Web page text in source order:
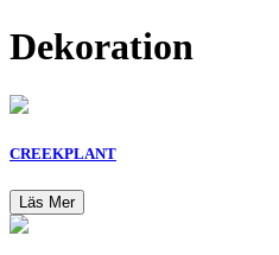
Dekoration
CREEKPLANT
Läs Mer